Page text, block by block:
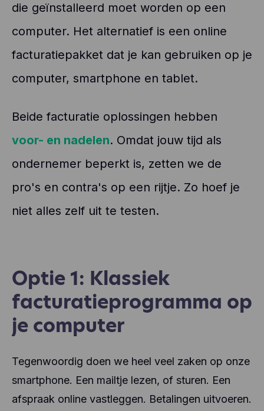
die geïnstalleerd moet worden op een
computer. Het alternatief is een online
facturatiepakket dat je kan gebruiken op je
computer, smartphone en tablet.
Beide facturatie oplossingen hebben
voor- en nadelen. Omdat jouw tijd als
ondernemer beperkt is, zetten we de
pro's en contra's op een rijtje. Zo hoef je
niet alles zelf uit te testen.
Optie 1: Klassiek
facturatieprogramma op
je computer
Tegenwoordig doen we heel veel zaken op onze
smartphone. Een mailtje lezen, of sturen. Een
afspraak online vastleggen. Betalingen uitvoeren.